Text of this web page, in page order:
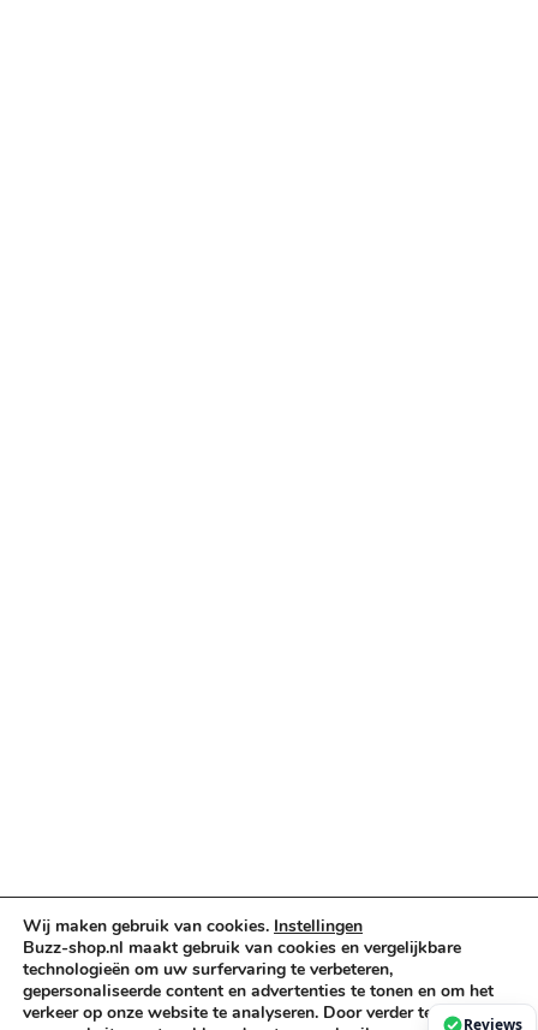
Privacybeleid
Cookiebeleid
Copyright © 2026 Buzz-Shop.nl. Alle rechten voorbehouden.
Wij maken gebruik van cookies. Instellingen
Buzz-shop.nl maakt gebruik van cookies en vergelijkbare
technologieën om uw surfervaring te verbeteren,
gepersonaliseerde content en advertenties te tonen en om het
verkeer op onze website te analyseren. Door verder te gaan op
Reviews